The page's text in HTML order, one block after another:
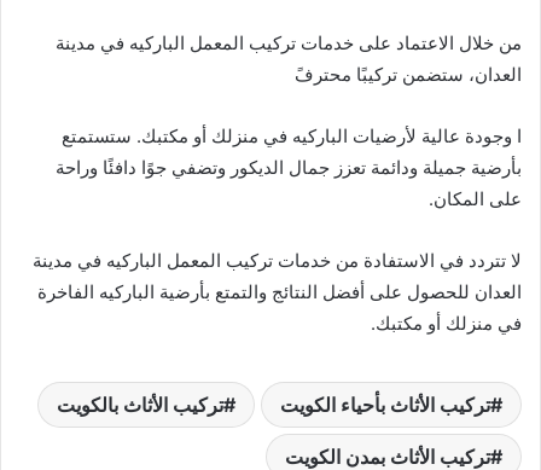
من خلال الاعتماد على خدمات تركيب المعمل الباركيه في مدينة
العدان، ستضمن تركيبًا محترفً
ا وجودة عالية لأرضيات الباركيه في منزلك أو مكتبك. ستستمتع
بأرضية جميلة ودائمة تعزز جمال الديكور وتضفي جوًا دافئًا وراحة
على المكان.
لا تتردد في الاستفادة من خدمات تركيب المعمل الباركيه في مدينة
العدان للحصول على أفضل النتائج والتمتع بأرضية الباركيه الفاخرة
في منزلك أو مكتبك.
تركيب الأثاث بأحياء الكويت تركيب الأثاث بالكويت
تركيب الأثاث بمدن الكويت